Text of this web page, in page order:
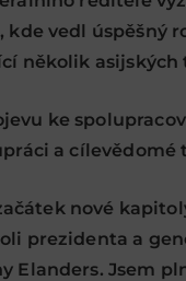
kde vedl úspěšný
několik asijských
ke
a cílevědomé
nové
prezidenta a
Elanders. Jsem